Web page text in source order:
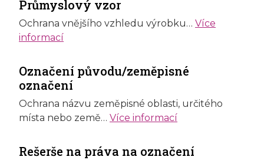
Průmyslový vzor
Ochrana vnějšího vzhledu výrobku… Více
informací
Označení původu/zeměpisné
označení
Ochrana názvu zeměpisné oblasti, určitého
místa nebo země… Více informací
Rešerše na práva na označení